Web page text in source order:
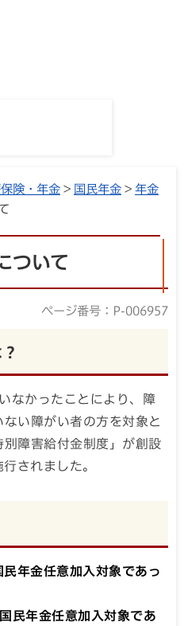
険・年金 > 国民年金 > 年金
ついて
ページ番号：P-006957
？
なかったことにより、障
い障がい者の方を対象と
別障害給付金制度」が創設
されました。
年金任意加入対象であっ
民年金任意加入対象であ